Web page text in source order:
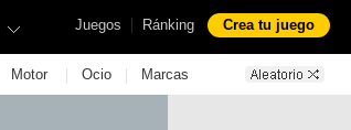
Juegos | Ránking Crea tu juego
Motor | Ocio | Marcas